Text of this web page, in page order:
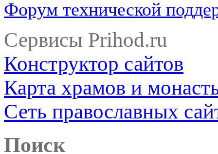
Форум технической
Сервисы Prihod.ru
Конструктор сайтов
Карта храмов и
Сеть православных
Поиск